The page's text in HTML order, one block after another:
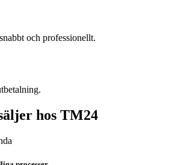
och professionellt.
hos TM24